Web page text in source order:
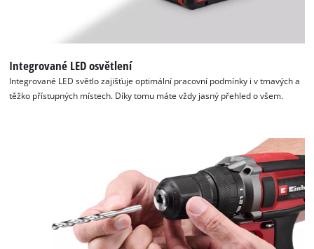
Integrované LED osvětlení
Integrované LED světlo zajišťuje optimální pracovní podmínky i v tmavých a
těžko přístupných místech. Díky tomu máte vždy jasný přehled o všem.